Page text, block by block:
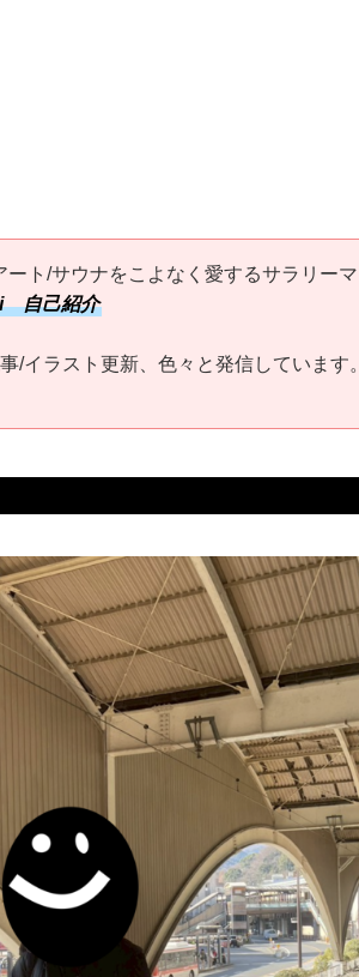
ート/サウナをこよなく愛するサラリー
自己紹介
/イラスト更新、色々と発信しています